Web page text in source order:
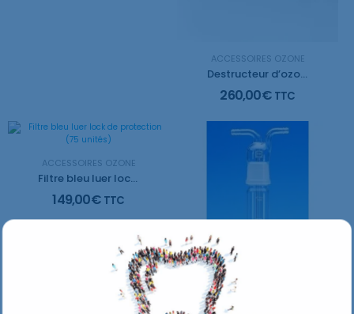
ACCESSOIRES OZONE
Destructeur d’ozone avec crochet
260,00€ TTC
ACCESSOIRES OZONE
Filtre bleu luer lock de protection (75 unités)
149,00€ TTC
ACCESSOIRES OZONE